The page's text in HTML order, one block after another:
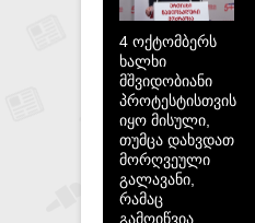
4 ოქტომბერს
ხალხი
მშვიდობიანი
პროტესტისთვის
იყო მისული,
თუმცა დახვდათ
მორღვეული
გალავანი,
რამაც
გამოიწვია